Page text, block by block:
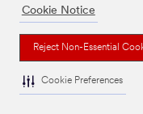
Cookie Notice
Reject Non-Essential
Cookie Preferences